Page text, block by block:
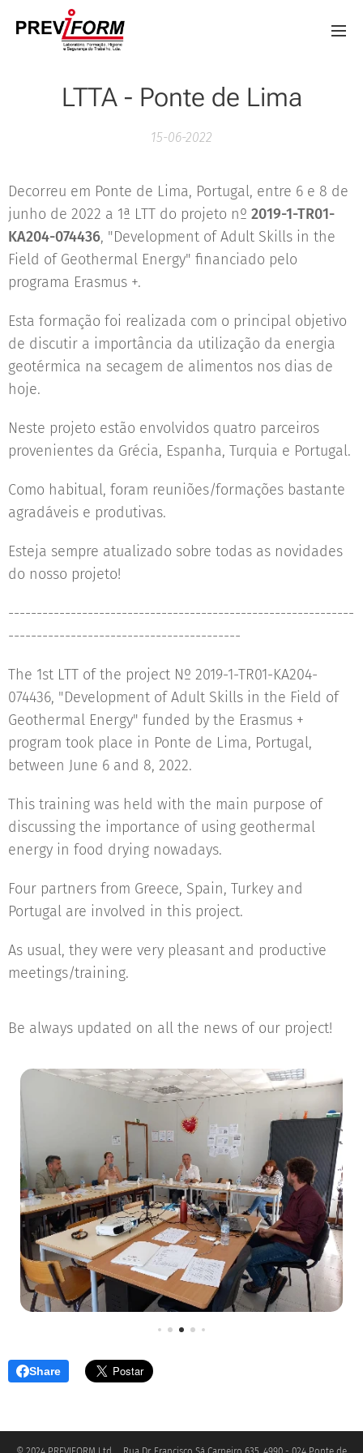
LTTA - Ponte de Lima
15-06-2022
Decorreu em Ponte de Lima, Portugal, entre 6 e 8 de
junho de 2022 a 1ª LTT do projeto nº 2019-1-TR01-
KA204-074436, "Development of Adult Skills in the
Field of Geothermal Energy" financiado pelo
programa Erasmus +.
Esta formação foi realizada com o principal objetivo
de discutir a importância da utilização da energia
geotérmica na secagem de alimentos nos dias de
hoje.
Neste projeto estão envolvidos quatro parceiros
provenientes da Grécia, Espanha, Turquia e Portugal.
Como habitual, foram reuniões/formações bastante
agradáveis e produtivas.
Esteja sempre atualizado sobre todas as novidades
do nosso projeto!
-------------------------------------------------------------
-----------------------------------------
The 1st LTT of the project Nº 2019-1-TR01-KA204-
074436, "Development of Adult Skills in the Field of
Geothermal Energy" funded by the Erasmus +
program took place in Ponte de Lima, Portugal,
between June 6 and 8, 2022.
This training was held with the main purpose of
discussing the importance of using geothermal
energy in food drying nowadays.
Four partners from Greece, Spain, Turkey and
Portugal are involved in this project.
As usual, they were very pleasant and productive
meetings/training.
Be always updated on all the news of our project!
Share